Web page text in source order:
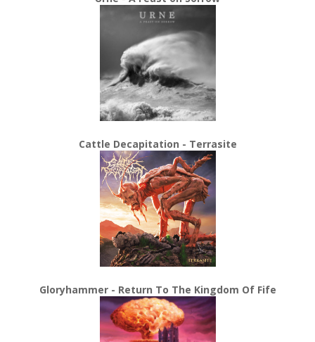
Cattle Decapitation - Terrasite
Gloryhammer - Return To The Kingdom Of Fife